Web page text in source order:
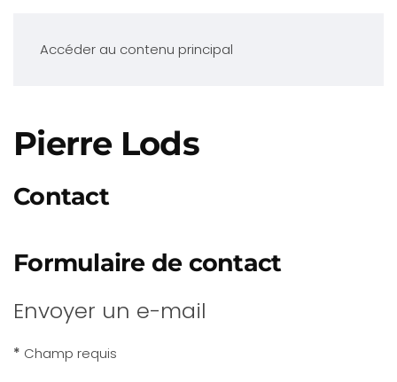
Accéder au contenu principal
Pierre Lods
Contact
Formulaire de contact
Envoyer un e-mail
* Champ requis